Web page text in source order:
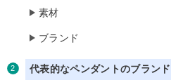
素材
ブランド
代表的なペンダントのブランド